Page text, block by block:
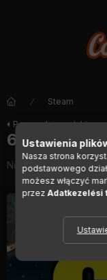
Steam
Poprzedni produkt
60 Parsecs!
Numer artykułu:
Ustawienia
Nasza strona
podstawowego
możesz włączyć
przezAdatkezelési